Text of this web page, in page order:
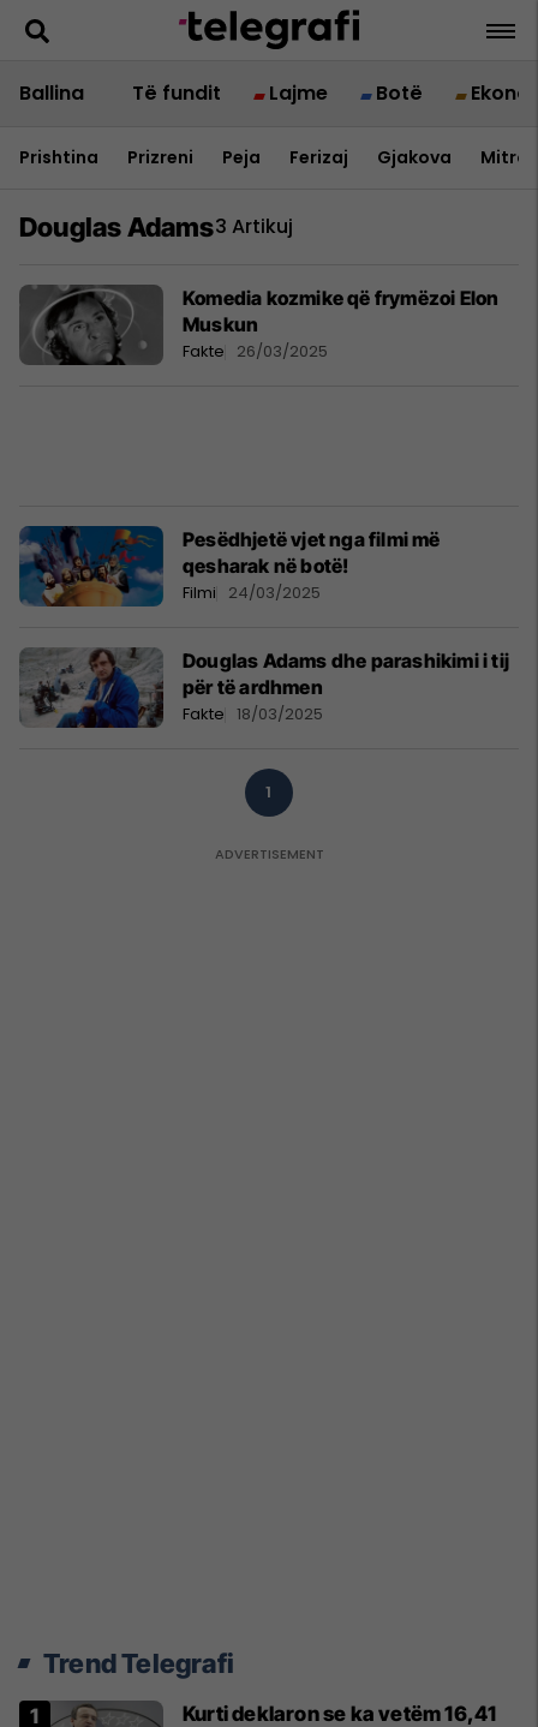
Ballina Të fundit Lajme Botë
Prishtina Prizreni Peja Ferizaj Gjakova
Douglas Adams3 Artikuj
Komedia kozmike që frymëzoi Elon
Muskun
Fakte 26/03/2025
Pesëdhjetë vjet nga filmi më
qesharak në botë!
Filmi 24/03/2025
Douglas Adams dhe parashikimi i tij
për të ardhmen
Fakte 18/03/2025
1
Trend Telegrafi
Kurti deklaron se ka vetëm 16,41